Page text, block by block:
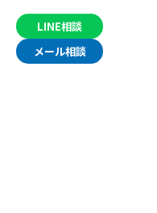
LINE相談
メール相談